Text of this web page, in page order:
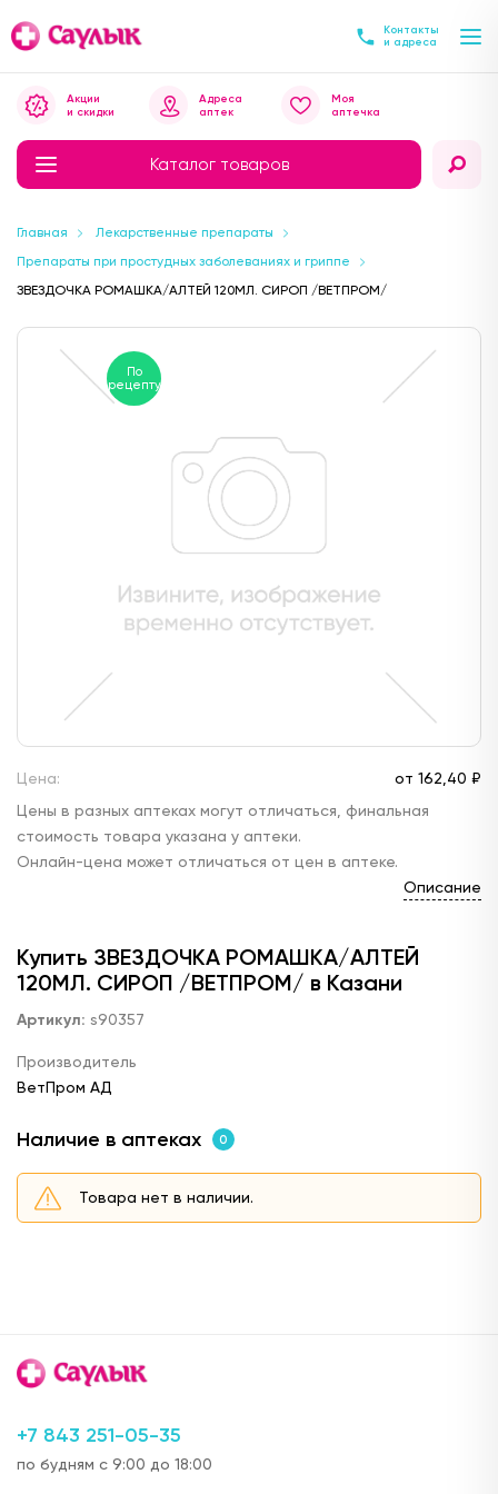
Контакты
и адреса
Каталог товаров
Акции
и скидки
Адреса
аптек
Моя
аптечка
Главная
Лекарственные препараты
Препараты при простудных заболеваниях и гриппе
ЗВЕЗДОЧКА РОМАШКА/АЛТЕЙ 120МЛ. СИРОП /ВЕТПРОМ/
По
рецепту
Цена: от 162, 40 ₽
Цены в разных аптеках могут отличаться, финальная
стоимость товара указана у аптеки.
Онлайн-цена может отличаться от цен в аптеке.
Описание
Купить ЗВЕЗДОЧКА РОМАШКА/АЛТЕЙ
120МЛ. СИРОП /ВЕТПРОМ/ в Казани
Артикул: s90357
Производитель
ВетПром АД
Наличие в аптеках 0
Товара нет в наличии.
+7 843 251-05-35
по будням с 9:00 до 18:00